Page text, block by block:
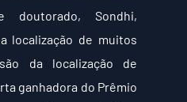
doutorado, Sondhi,
localização de muitos
da localização de
ganhadora do Prêmio